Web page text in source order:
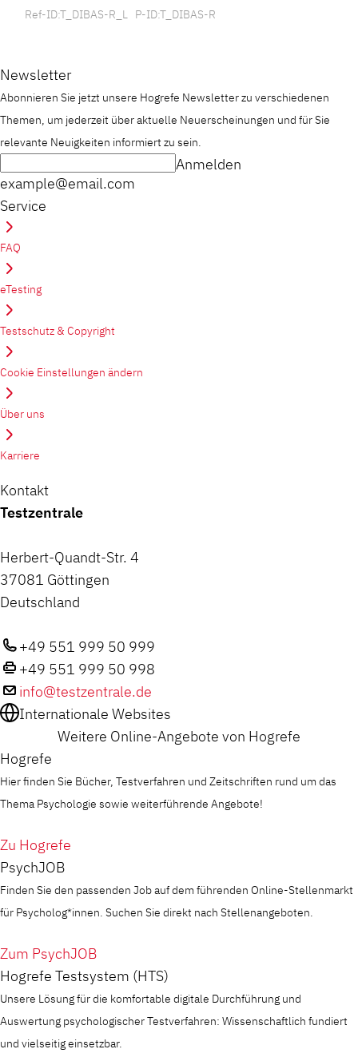
Ref-ID:T_DIBAS-R_L P-ID:T_DIBAS-R
Newsletter
Abonnieren Sie jetzt unsere Hogrefe Newsletter zu verschiedenen
Themen, um jederzeit über aktuelle Neuerscheinungen und für Sie
relevante Neuigkeiten informiert zu sein.
example@email.com
Anmelden
Service
FAQ
eTesting
Testschutz & Copyright
Cookie Einstellungen ändern
Über uns
Karriere
Kontakt
Testzentrale
Herbert-Quandt-Str. 4
37081 Göttingen
Deutschland
+49 551 999 50 999
+49 551 999 50 998
info@testzentrale.de
Internationale Websites
Weitere Online-Angebote von Hogrefe
Hogrefe
Hier finden Sie Bücher, Testverfahren und Zeitschriften rund um das
Thema Psychologie sowie weiterführende Angebote!
Zu Hogrefe
PsychJOB
Finden Sie den passenden Job auf dem führenden Online-Stellenmarkt
für Psycholog*innen. Suchen Sie direkt nach Stellenangeboten.
Zum PsychJOB
Hogrefe Testsystem (HTS)
Unsere Lösung für die komfortable digitale Durchführung und
Auswertung psychologischer Testverfahren: Wissenschaftlich fundiert
und vielseitig einsetzbar.